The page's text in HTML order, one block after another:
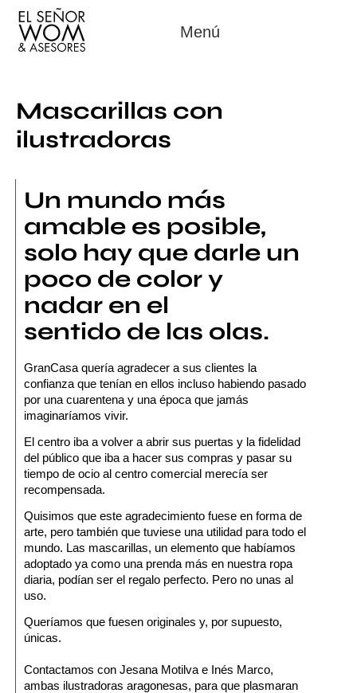
Menú
Mascarillas con
ilustradoras
Un mundo más
amable es posible,
solo hay que darle un
poco de color y
nadar en el
sentido de las olas.
GranCasaquería agradecer a sus clientes la
confianza que tenían en ellos incluso habiendo pasado
por una cuarentena y una época que jamás
imaginaríamos vivir.
El centro iba a volver a abrir sus puertas y la fidelidad
del público que iba a hacer sus compras y pasar su
tiempo de ocio al centro comercial merecía ser
recompensada.
Quisimos que este agradecimiento fuese en forma de
arte, pero también que tuviese una utilidad para todo el
mundo. Las mascarillas, un elemento que habíamos
adoptado ya como una prenda más en nuestra ropa
diaria, podían ser el regalo perfecto. Pero no unas al
uso.
Queríamos que fuesen originales y, por supuesto,
únicas.
Contactamos con Jesana Motilvae Inés Marco,
ambas ilustradoras aragonesas, para que plasmaran